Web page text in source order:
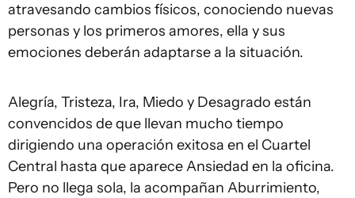
atravesando cambios físicos, conociendo nuevas
personas y los primeros amores, ella y sus
emociones deberán adaptarse a la situación.
Alegría, Tristeza, Ira, Miedo y Desagrado están
convencidos de que llevan mucho tiempo
dirigiendo una operación exitosa en el Cuartel
Central hasta que aparece Ansiedad en la oficina.
Pero no llega sola, la acompañan Aburrimiento,